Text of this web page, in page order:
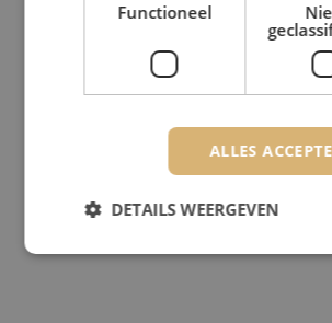
Functioneel
ALLES
DETAILS WEERGEVEN